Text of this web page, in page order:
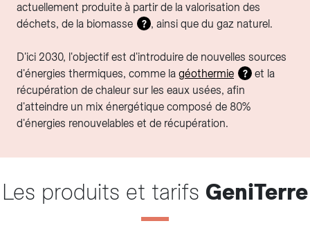
actuellement produite à partir de la valorisation des
déchets, de la biomasse
? , ainsi que du gaz naturel.
D'ici 2030, l'objectif est d'introduire de nouvelles sources
d'énergies thermiques, comme la géothermie ?
et la
récupération de chaleur sur les eaux usées, afin
d'atteindre un mix énergétique composé de 80%
d'énergies renouvelables et de récupération.
Les produits et tarifs GeniTerre